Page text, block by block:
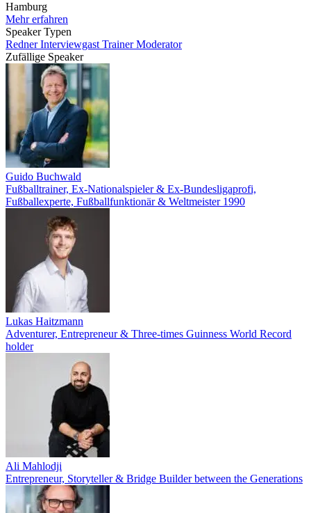
Hamburg
Mehr erfahren
Speaker Typen
RednerInterviewgast TrainerModerator
Zufällige Speaker
Guido Buchwald
Fußballtrainer, Ex-Nationalspieler & Ex-Bundesligaprofi,
Fußballexperte, Fußballfunktionär & Weltmeister 1990
Lukas Haitzmann
Adventurer, Entrepreneur & Three-times Guinness World Record
holder
Ali Mahlodji
Entrepreneur, Storyteller & Bridge Builder between the Generations